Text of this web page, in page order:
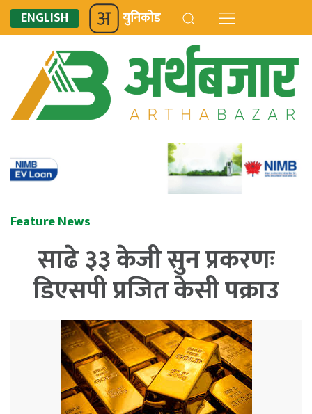
ENGLISH युनिकोड
Feature News
साढे ३३ केजी सुन प्रकरणः
डिएसपी प्रजित केसी पक्राउ